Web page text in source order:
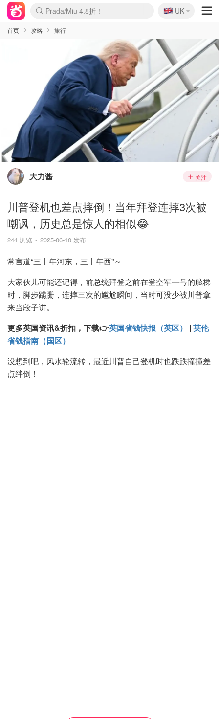
麦卢卡蜂蜜夏促！个位数！
Prada/Miu 4.8折！
啥？必胜客披萨5折！
🇬🇧
UK
首页 攻略 旅行
大力酱 关注
川普登机也差点摔倒！当年拜登连摔3次被
嘲讽，历史总是惊人的相似😂
244 浏览 2025-06-10 发布
常言道“三十年河东，三十年西”～
大家伙儿可能还记得，前总统拜登之前在登空军一号的舷梯
时，脚步蹒跚，连摔三次的尴尬瞬间，当时可没少被川普拿
来当段子讲。
更多英国资讯&折扣，下载👉英国省钱快报（英区） | 英伦
省钱指南（国区）
没想到吧，风水轮流转，最近川普自己登机时也跌跌撞撞差
点绊倒！